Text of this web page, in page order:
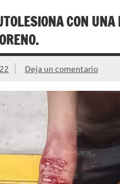
CON UNA
Deja un comentario